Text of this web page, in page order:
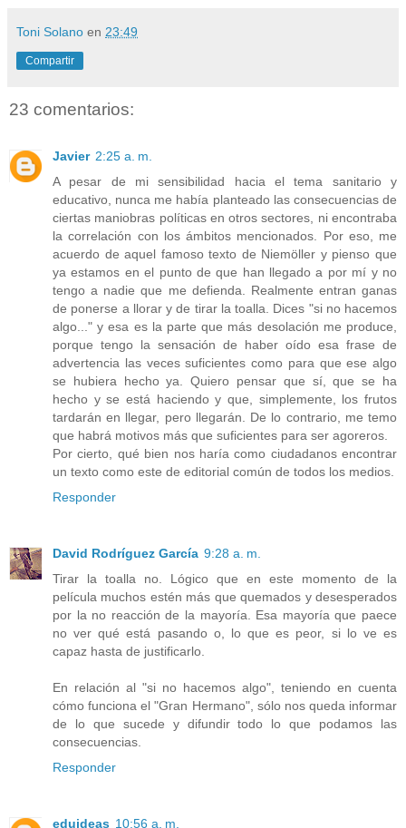
Toni Solano en 23:49
Compartir
23 comentarios:
Javier 2:25 a. m.
A pesar de mi sensibilidad hacia el tema sanitario y
educativo, nunca me había planteado las consecuencias de
ciertas maniobras políticas en otros sectores, ni encontraba
la correlación con los ámbitos mencionados. Por eso, me
acuerdo de aquel famoso texto de Niemöller y pienso que
ya estamos en el punto de que han llegado a por mí y no
tengo a nadie que me defienda. Realmente entran ganas
de ponerse a llorar y de tirar la toalla. Dices "si no hacemos
algo..." y esa es la parte que más desolación me produce,
porque tengo la sensación de haber oído esa frase de
advertencia las veces suficientes como para que ese algo
se hubiera hecho ya. Quiero pensar que sí, que se ha
hecho y se está haciendo y que, simplemente, los frutos
tardarán en llegar, pero llegarán. De lo contrario, me temo
que habrá motivos más que suficientes para ser agoreros.
Por cierto, qué bien nos haría como ciudadanos encontrar
un texto como este de editorial común de todos los medios.
Responder
David Rodríguez García 9:28 a. m.
Tirar la toalla no. Lógico que en este momento de la
película muchos estén más que quemados y desesperados
por la no reacción de la mayoría. Esa mayoría que paece
no ver qué está pasando o, lo que es peor, si lo ve es
capaz hasta de justificarlo.
En relación al "si no hacemos algo", teniendo en cuenta
cómo funciona el "Gran Hermano", sólo nos queda informar
de lo que sucede y difundir todo lo que podamos las
consecuencias.
Responder
eduideas 10:56 a. m.